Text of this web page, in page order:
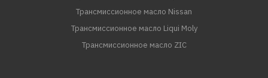
Трансмиссионное масло Nissan
Трансмиссионное масло Liqui Moly
Трансмиссионное масло ZIC